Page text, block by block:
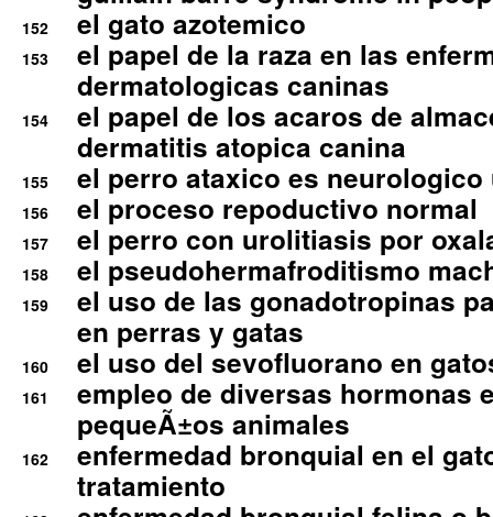
152 el gato azotemico
153
el papel de la raza en las
dermatologicas caninas
154
el papel de los acaros de
dermatitis atopica canina
155 el perro ataxico es
156 el proceso repoductivo normal
157 el perro con urolitiasis por
158 el pseudohermafroditismo
159
el uso de las gonadotropinas
en perras y gatas
160 el uso del sevofluorano en
161
empleo de diversas hormonas
pequeÃ±os animales
162
enfermedad bronquial en el
tratamiento